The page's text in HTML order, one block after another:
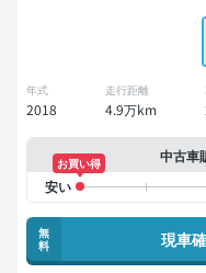
年式
2018
走行距離
4.9万km
中古車
お買い得
無
料
現車